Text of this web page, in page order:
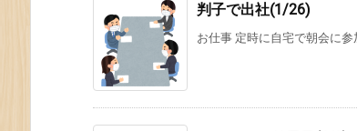
判子で出社(1/26)
お仕事 定時に自宅で朝会に